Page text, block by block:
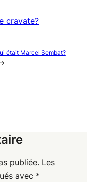
cravate?
était Marcel Sembat?
→
publiée. Les
avec *